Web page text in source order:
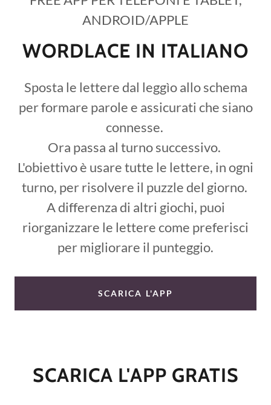
ANDROID/APPLE
WORDLACE IN ITALIANO
Sposta le lettere dal leggìo allo schema
per formare parole e assicurati che siano
connesse.
Ora passa al turno successivo.
L'obiettivo è usare tutte le lettere, in ogni
turno, per risolvere il puzzle del giorno.
A differenza di altri giochi, puoi
riorganizzare le lettere come preferisci
per migliorare il punteggio.
SCARICA L'APP
SCARICA L'APP GRATIS